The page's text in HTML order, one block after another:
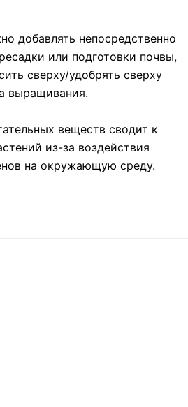
добавлять непосредственно
или подготовки почвы,
сверху/удобрять сверху
выращивания.
веществ сводит к
из-за воздействия
на окружающую среду.